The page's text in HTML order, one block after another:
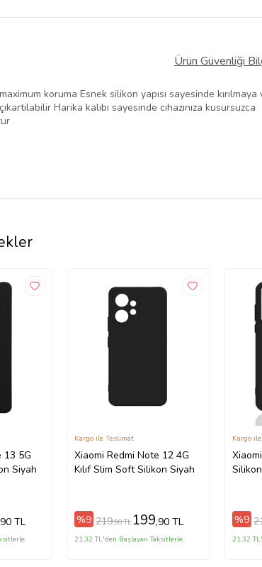
Ürün Güvenliği
koruma Esnek silikon yapısı sayesinde kırılmaya
Harika kalıbı sayesinde cıhazınıza kusursuzca
13 5G
Siyah
TL
Xiaomi Redmi Note 12 4G
Kılıf Slim Soft Silikon Siyah
Kargo ile Teslimat
%9 219,90 TL 199,90 TL
21,32 TL'den Başlayan Taksitlerle
Kargo
%9
21,32